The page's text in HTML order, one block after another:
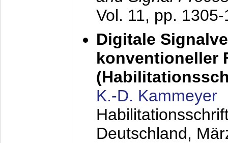
Vol. 11, pp.
Digitale
konventioneller
K.-D. Kammeyer
Deutschland,